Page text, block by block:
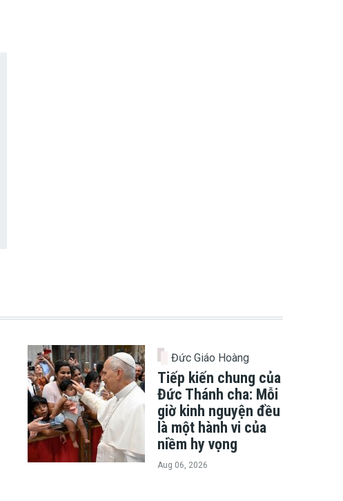
Đức Giáo Hoàng
Tiếp kiến chung của
Đức Thánh cha: Mỗi
giờ kinh nguyện đều
là một hành vi của
niềm hy vọng
Aug 06, 2026